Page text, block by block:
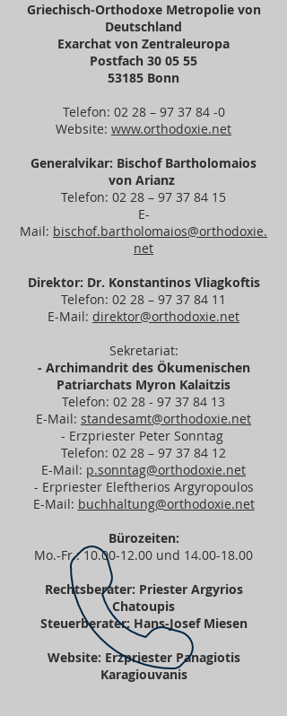
Griechisch-Orthodoxe Metropolie von
Deutschland
Exarchat von Zentraleuropa
Postfach 30 05 55
53185 Bonn
Telefon: 02 28 – 97 37 84 -0
Website: www.orthodoxie.net
Generalvikar: Bischof Bartholomaios
von Arianz
Telefon: 02 28 – 97 37 84 15
E-
Mail: bischof.bartholomaios@orthodoxie.
net
Direktor: Dr. Konstantinos Vliagkoftis
Telefon: 02 28 – 97 37 84 11
E-Mail: direktor@orthodoxie.net
Sekretariat:
- Archimandrit des Ökumenischen
Patriarchats Myron Kalaitzis
Telefon: 02 28 - 97 37 84 13
E-Mail: standesamt@orthodoxie.net
- Erzpriester Peter Sonntag
Telefon: 02 28 – 97 37 84 12
E-Mail: p.sonntag@orthodoxie.net
- Erpriester Eleftherios Argyropoulos
E-Mail: buchhaltung@orthodoxie.net
Bürozeiten:
Mo.-Fr.:10.00-12.00 und 14.00-18.00
Rechtsberater: Priester Argyrios
Chatoupis
Steuerberater: Hans-Josef Miesen
Website: Erzpriester Panagiotis
Karagiouvanis